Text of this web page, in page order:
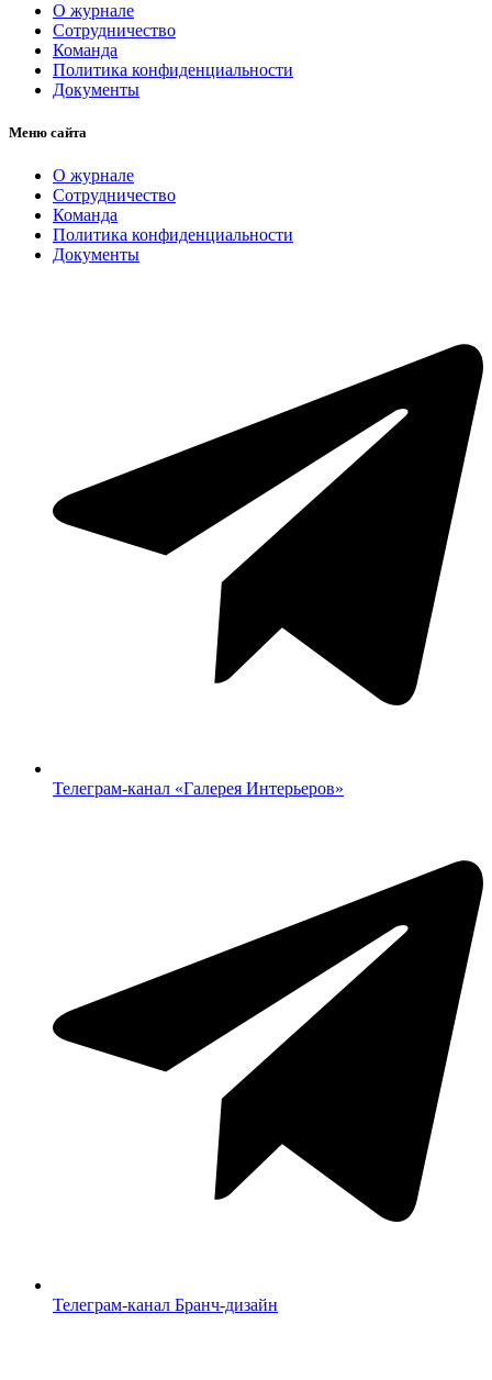
О журнале
Сотрудничество
Команда
Политика конфиденциальности
Документы
Меню сайта
О журнале
Сотрудничество
Команда
Политика конфиденциальности
Документы
Телеграм-канал «‎Галерея Интерьеров»‎
Телеграм-канал Бранч-дизайн